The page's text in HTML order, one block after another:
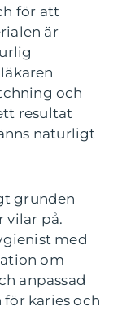
för att
är
och
resultat
naturligt
grunden
vilar på.
med
om
anpassad
karies och